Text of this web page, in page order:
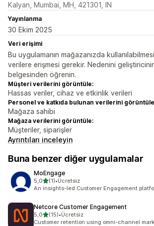
Kalyan, Mumbai, MH, 421301, IN
Yayınlanma
30 Ekim 2025
Veri erişimi
Bu uygulamanın mağazanızda
verilere erişmesi gerekir. Nedenini
belgesinden öğrenin.
Müşteri verilerini görüntüle:
Hassas veriler, cihaz ve etkinlik verileri
Personel ve katkıda bulunan verilerini
Mağaza sahibi
Mağaza verilerini görüntüle:
Müşteriler, siparişler
Ayrıntıları inceleyin
Buna benzer diğer uygulamalar
MoEngage
5,05 yıldız üzerinden
(1)
toplam 1 değerlendirme
•Ücretsiz
An insights-led Customer Engagement
Netcore Customer Engagement
5,05 yıldız üzerinden
(15)
toplam 15 değerlendirme
•Ücretsiz
Customer retention using omni-channel